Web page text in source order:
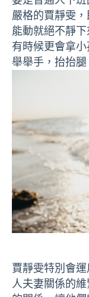
嚴格的賈靜雯
能動就絕不靜
有時候更會拿
舉舉手，抬抬腿
賈靜雯特別會
人夫妻關係的